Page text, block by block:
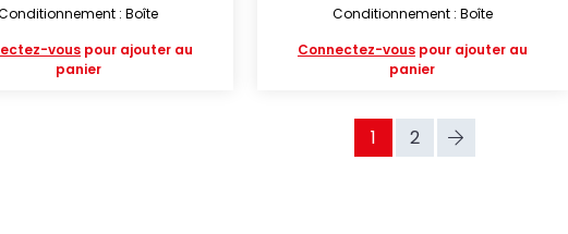
: Boîte
vous pour ajouter au
panier
Conditionnement : Boîte
Connectez-vouspour ajouter au
panier
1 2